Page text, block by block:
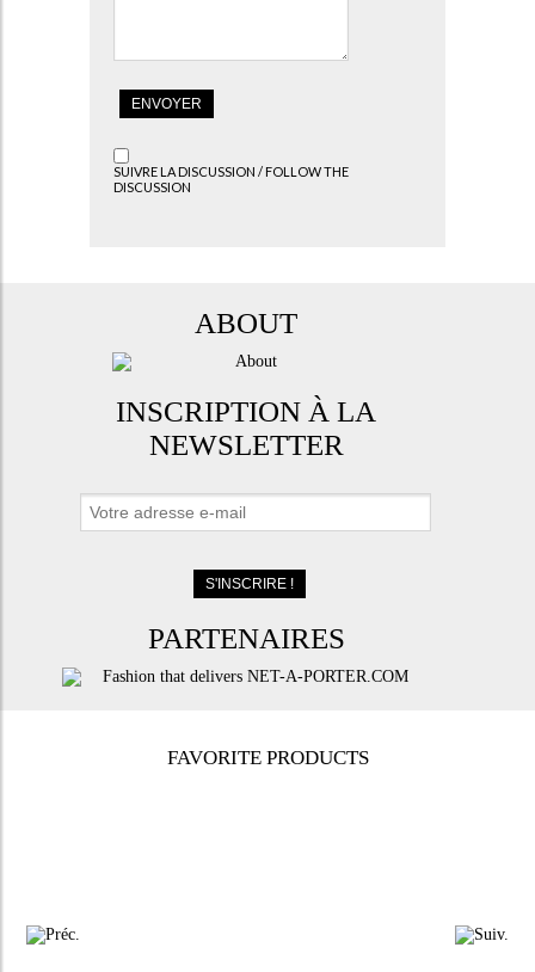
SUIVRE LA DISCUSSION / FOLLOW THE
DISCUSSION
ABOUT
INSCRIPTION À LA
NEWSLETTER
PARTENAIRES
FAVORITE PRODUCTS